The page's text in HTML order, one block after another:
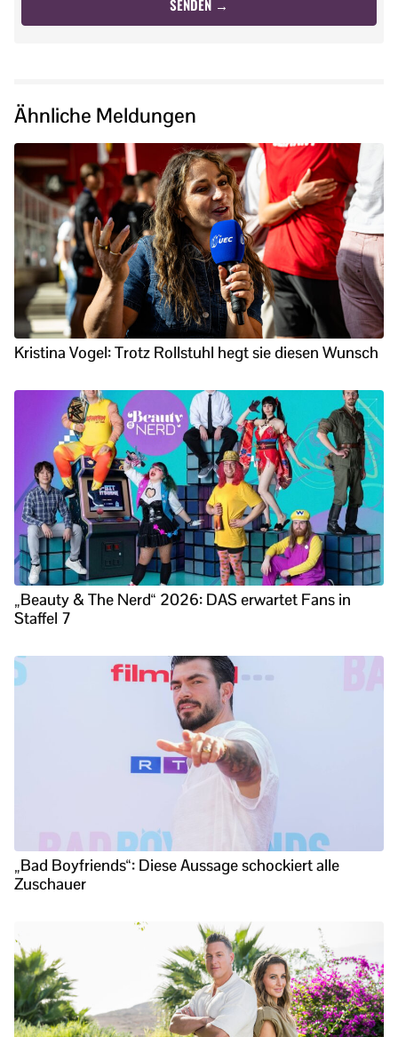
Ähnliche Meldungen
Kristina Vogel: Trotz Rollstuhl hegt sie diesen Wunsch
„Beauty & The Nerd“ 2026: DAS erwartet Fans in
Staffel 7
„Bad Boyfriends“: Diese Aussage schockiert alle
Zuschauer